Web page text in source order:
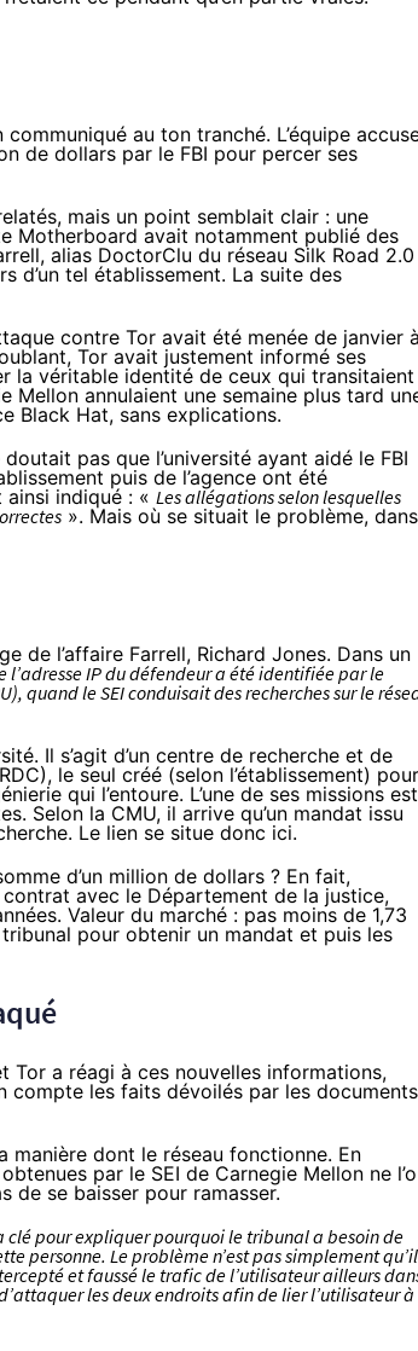
au ton tranché. L’équipe
de dollars par le FBI pour percer ses
mais un point semblait clair : une
Motherboard avait notamment publié des
alias DoctorClu du réseau Silk Road 2.0
d’un tel établissement. La suite des
contre Tor avait été menée de janvier
Tor avait justement informé ses
la véritable identité de ceux qui transitaient
annulaient une semaine plus tard
Black Hat, sans explications.
pas que l’université ayant aidé le FBI
puis de l’agence ont été
ainsi indiqué : « Les allégations selon lesquelles
». Mais où se situait le problème, dans
de l’affaire Farrell, Richard Jones. Dans un
l’adresse IP du défendeur a été identifiée par le
quand le SEI conduisait des recherches sur le
Il s’agit d’un centre de recherche et de
le seul créé (selon l’établissement) pour
qui l’entoure. L’une de ses missions est
Selon la CMU, il arrive qu’un mandat issu
Le lien se situe donc ici.
d’un million de dollars ? En fait,
avec le Département de la justice,
Valeur du marché : pas moins de 1,73
pour obtenir un mandat et puis les
Tor a réagi à ces nouvelles informations,
compte les faits dévoilés par les documents
manière dont le réseau fonctionne. En
par le SEI de Carnegie Mellon ne
de se baisser pour ramasser.
pour expliquer pourquoi le tribunal a besoin de
personne. Le problème n’est pas simplement
et faussé le trafic de l’utilisateur ailleurs
les deux endroits afin de lier l’utilisateur à